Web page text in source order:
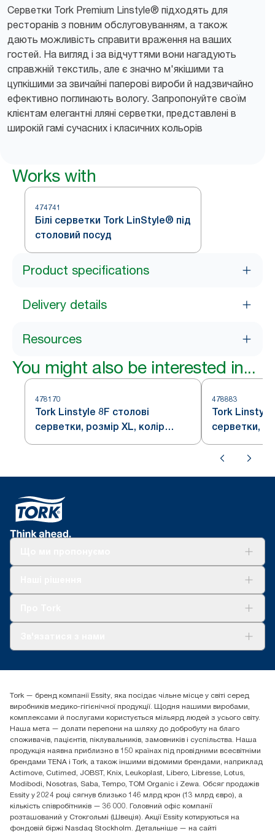
Серветки Tork Premium Linstyle® підходять для
ресторанів з повним обслуговуванням, а також
дають можливість справити враження на ваших
гостей. На вигляд і за відчуттями вони нагадують
справжній текстиль, але є значно м'якішими та
цупкішими за звичайні паперові вироби й надзвичайно
ефективно поглинають вологу. Запропонуйте своїм
клієнтам елегантні лляні серветки, представлені в
широкій гамі сучасних і класичних кольорів
Works with
474741
Білі серветки Tork LinStyle® під
столовий посуд
Product specifications
Delivery details
Resources
You might also be interested in...
478170
Tork Linstyle 8F столові
серветки, розмір XL, колір
білий
478883
Tork Linstyle
серветки,
білий
(+38) 044 490 55 66
Essity Україна
04071 м. Київ, вул. Григорія Сковороди 19,
Тел. +38 044 490 55 66
Tork — бренд компанії Essity, яка посідає чільне місце у світі серед
виробників медико-гігієнічної продукції. Щодня нашими виробами,
комплексами й послугами користується мільярд людей з усього світу.
Наша мета — долати перепони на шляху до добробуту на благо
споживачів, пацієнтів, піклувальників, замовників і суспільства. Наша
продукція наявна приблизно в 150 країнах під провідними всесвітніми
брендами TENA і Tork, а також іншими відомими брендами, наприклад
Actimove, Cutimed, JOBST, Knix, Leukoplast, Libero, Libresse, Lotus,
Modibodi, Nosotras, Saba, Tempo, TOM Organic і Zewa. Обсяг продажів
Essity у 2024 році сягнув близько 146 млрд крон (13 млрд євро), а
кількість співробітників — 36 000. Головний офіс компанії
розташований у Стокгольмі (Швеція). Акції Essity котируються на
фондовій біржі Nasdaq Stockholm. Детальніше — на сайті